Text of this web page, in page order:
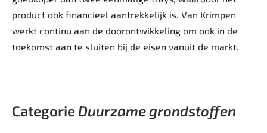
product ook financieel aantrekkelijk is. Van Krimpen
werkt continu aan de doorontwikkeling om ook in de
toekomst aan te sluiten bij de eisen vanuit de markt.
Categorie Duurzame grondstoffen